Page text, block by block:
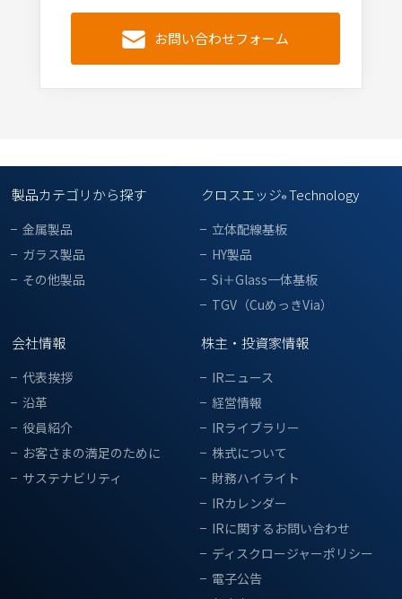
お問い合わせフォーム
製品カテゴリから探す
金属製品
ガラス製品
その他製品
クロスエッジ®Technology
立体配線基板
HY製品
Si＋Glass一体基板
TGV（CuめっきVia）
会社情報
代表挨拶
沿革
役員紹介
お客さまの満足のために
サステナビリティ
株主・投資家情報
IRニュース
経営情報
IRライブラリー
株式について
財務ハイライト
IRカレンダー
IRに関するお問い合わせ
ディスクロージャーポリシー
電子公告